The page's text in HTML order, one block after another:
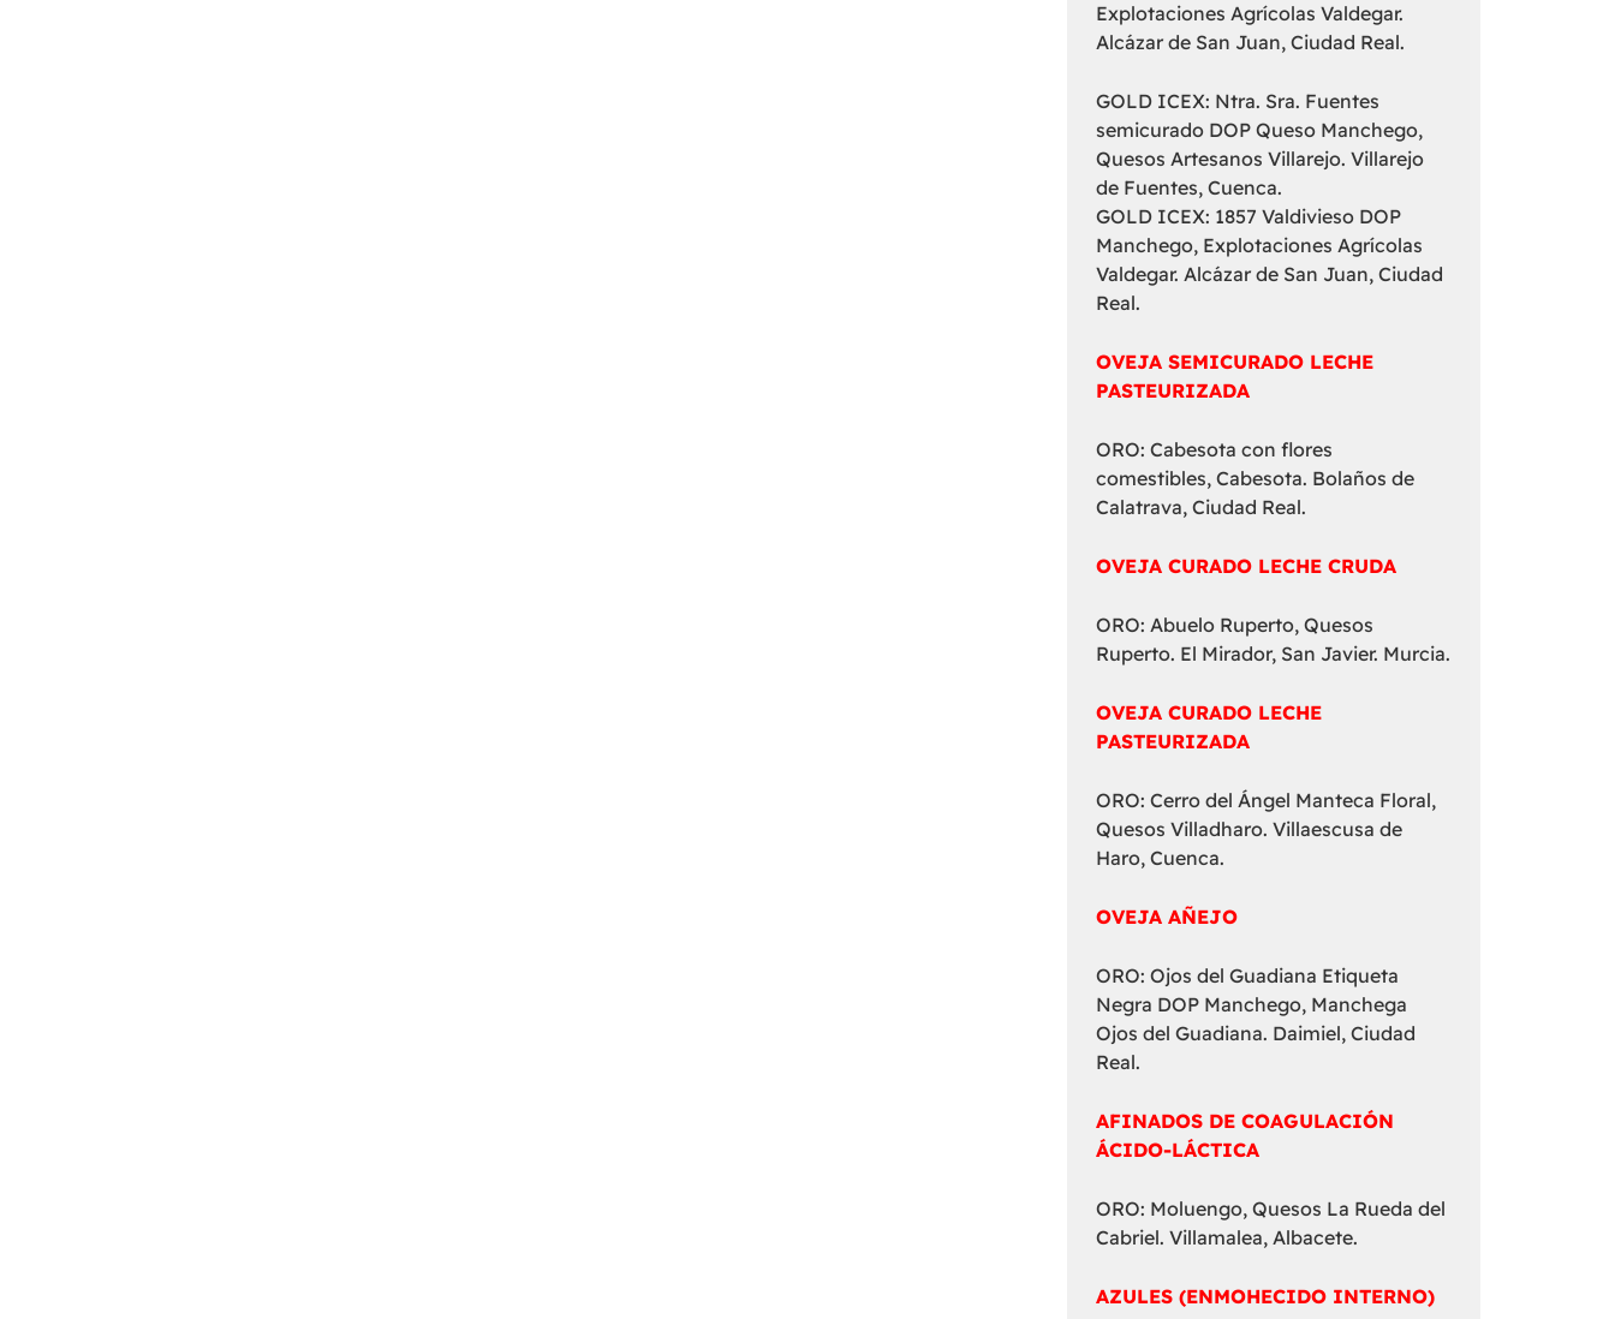
Explotaciones Agrícolas Valdegar.
Alcázar de San Juan, Ciudad Real.
GOLD ICEX: Ntra. Sra. Fuentes
semicurado DOP Queso Manchego,
Quesos Artesanos Villarejo. Villarejo
de Fuentes, Cuenca.
GOLD ICEX: 1857 Valdivieso DOP
Manchego, Explotaciones Agrícolas
Valdegar. Alcázar de San Juan, Ciudad
Real.
OVEJA SEMICURADO LECHE
PASTEURIZADA
ORO: Cabesota con flores
comestibles, Cabesota. Bolaños de
Calatrava, Ciudad Real.
OVEJA CURADO LECHE CRUDA
ORO: Abuelo Ruperto, Quesos
Ruperto. El Mirador, San Javier. Murcia.
OVEJA CURADO LECHE
PASTEURIZADA
ORO: Cerro del Ángel Manteca Floral,
Quesos Villadharo. Villaescusa de
Haro, Cuenca.
OVEJA AÑEJO
ORO: Ojos del Guadiana Etiqueta
Negra DOP Manchego, Manchega
Ojos del Guadiana. Daimiel, Ciudad
Real.
AFINADOS DE COAGULACIÓN
ÁCIDO-LÁCTICA
ORO: Moluengo, Quesos La Rueda del
Cabriel. Villamalea, Albacete.
AZULES (ENMOHECIDO INTERNO)